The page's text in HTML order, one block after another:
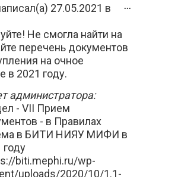
27.05.2021 в
Не смогла найти на
перечень документов
на очное
в 2021 году.
администратора:
- VII Прием
- в Правилах
в БИТИ НИЯУ МИФИ в
году
biti.mephi.ru/wp-
uploads/2020/10/1.1-
...